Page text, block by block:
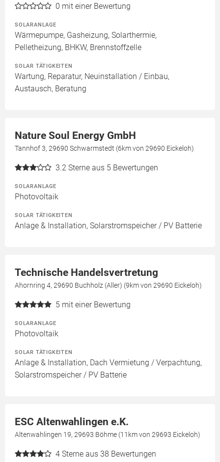
0 mit einer Bewertung
SOLARANLAGE
Wärmepumpe, Gasheizung, Solarthermie,
Pelletheizung, BHKW, Brennstoffzelle
SOLAR TÄTIGKEITEN
Wartung, Reparatur, Neuinstallation / Einbau,
Austausch, Beratung
Nature Soul Energy GmbH
Tannhof 3, 29690 Schwarmstedt (6km von 29690 Eickeloh)
3.2 Sterne aus 5 Bewertungen
SOLARANLAGE
Photovoltaik
SOLAR TÄTIGKEITEN
Anlage & Installation, Solarstromspeicher / PV Batterie
Technische Handelsvertretung
Ahornring 4, 29690 Buchholz (Aller) (9km von 29690 Eickeloh)
5 mit einer Bewertung
SOLARANLAGE
Photovoltaik
SOLAR TÄTIGKEITEN
Anlage & Installation, Dach Vermietung / Verpachtung,
Solarstromspeicher / PV Batterie
ESC Altenwahlingen e.K.
Altenwahlingen 19, 29693 Böhme (11km von 29693 Eickeloh)
4 Sterne aus 38 Bewertungen